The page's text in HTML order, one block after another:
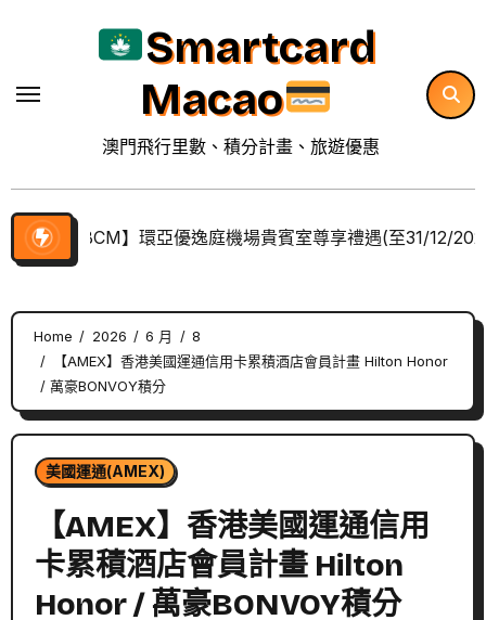
Smartcard
Macao
澳門飛行里數、積分計畫、旅遊優惠
【BCM】環亞優逸庭機場貴賓室尊享禮遇(至31/12/
Home 2026 6 月
8
【AMEX】香港美國運通信用卡累積酒店會員計畫 Hilton Honor
/ 萬豪BONVOY積分
美國運通(AMEX)
【AMEX】香港美國運通信用
卡累積酒店會員計畫 Hilton
Honor / 萬豪BONVOY積分